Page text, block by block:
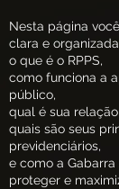
Nesta página
clara e
o que é o RPPS,
como funciona a
público,
qual é sua
quais são seus
previdenciários,
e como a
proteger e